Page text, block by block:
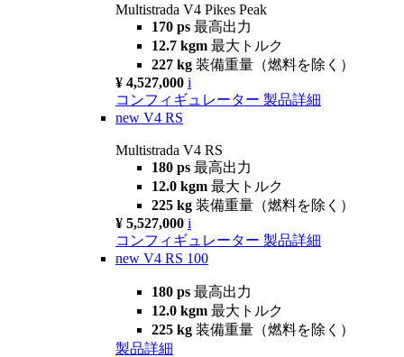
Multistrada V4 Pikes Peak
170 ps 最高出力
12.7 kgm 最大トルク
227 kg 装備重量（燃料を除く）
¥ 4,527,000 i
コンフィギュレーター 製品詳細
new V4 RS
Multistrada V4 RS
180 ps 最高出力
12.0 kgm 最大トルク
225 kg 装備重量（燃料を除く）
¥ 5,527,000 i
コンフィギュレーター 製品詳細
new V4 RS 100
180 ps 最高出力
12.0 kgm 最大トルク
225 kg 装備重量（燃料を除く）
製品詳細